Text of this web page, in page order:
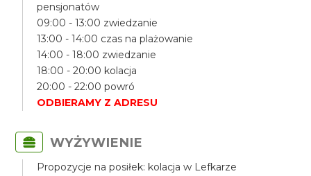
pensjonatów
09:00 - 13:00 zwiedzanie
13:00 - 14:00 czas na plażowanie
14:00 - 18:00 zwiedzanie
18:00 - 20:00 kolacja
20:00 - 22:00 powró
ODBIERAMY Z ADRESU
WYŻYWIENIE
Propozycje na posiłek: kolacja w Lefkarze